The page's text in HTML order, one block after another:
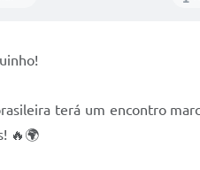
terá um encontro
🔥🌍